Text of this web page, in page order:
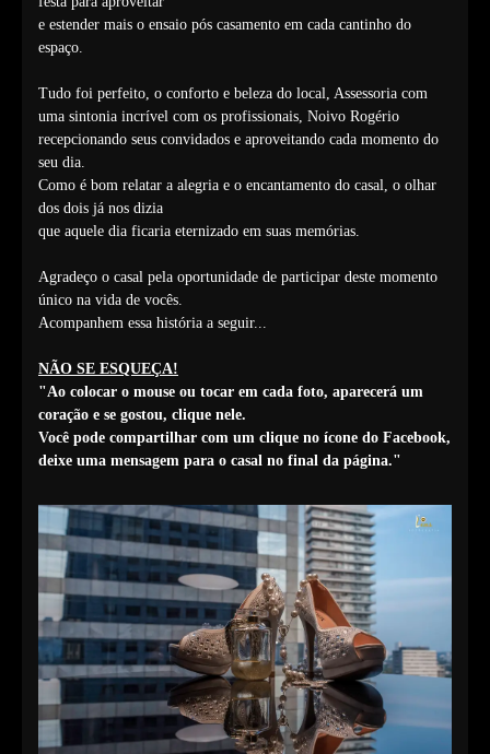
e estender mais o ensaio pós casamento em cada cantinho do
espaço.
Tudo foi perfeito, o conforto e beleza do local, Assessoria com
uma sintonia incrível com os profissionais, Noivo Rogério
recepcionando seus convidados e aproveitando cada momento do
seu dia.
Como é bom relatar a alegria e o encantamento do casal, o olhar
dos dois já nos dizia
que aquele dia ficaria eternizado em suas memórias.
Agradeço o casal pela oportunidade de participar deste momento
único na vida de vocês.
Acompanhem essa história a seguir...
NÃO SE ESQUEÇA!
"Ao colocar o mouse ou tocar em cada foto, aparecerá um
coração e se gostou, clique nele.
Você pode compartilhar com um clique no ícone do Facebook,
deixe uma mensagem para o casal no final da página."